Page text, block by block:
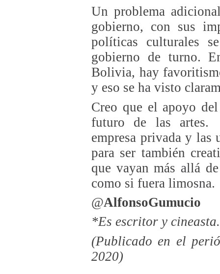
Un problema
gobierno, con sus
políticas culturales
gobierno de turno.
Bolivia, hay
y eso se ha visto
Creo que el apoyo
futuro de las artes.
empresa privada y las
para ser también
que vayan más allá
como si fuera limosna.
@AlfonsoGumucio
*Es escritor y cineasta.
(Publicado en el
2020)